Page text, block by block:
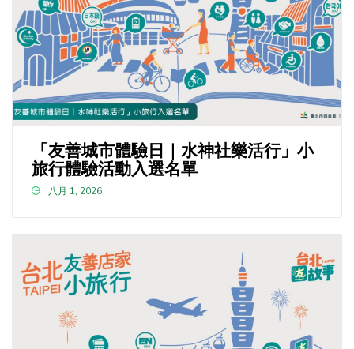
「友善城市體驗日｜水神社樂活行」小
旅行體驗活動入選名單
八月 1, 2026